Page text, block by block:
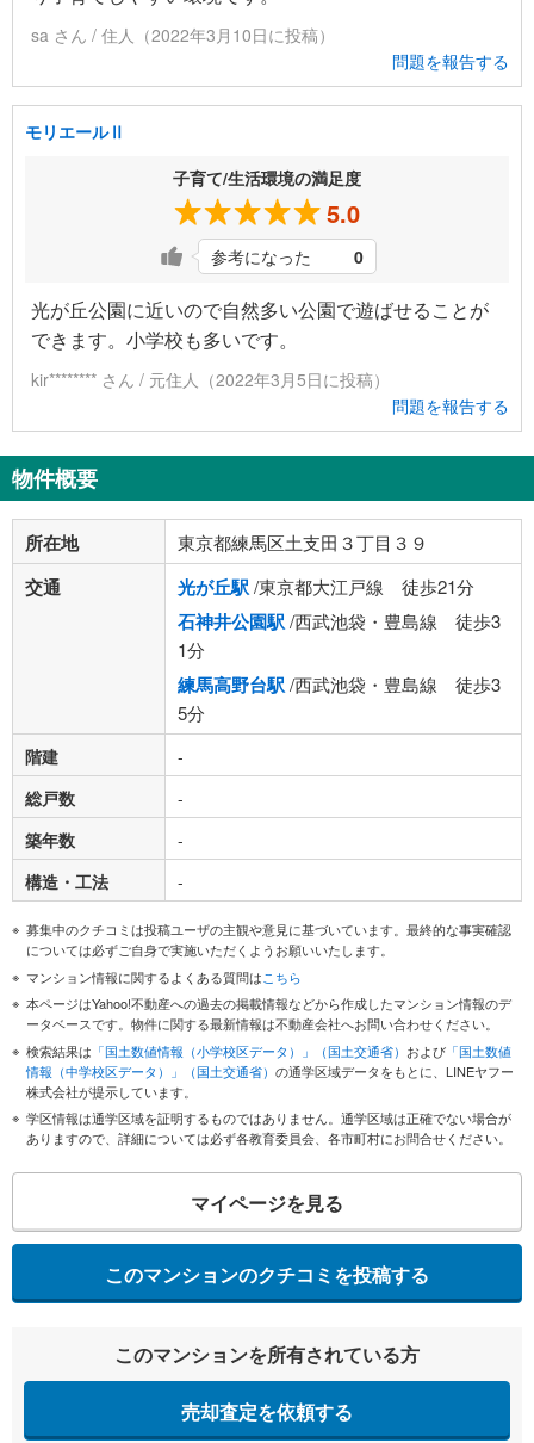
sa さん / 住人（2022年3月10日に投稿）
問題を報告する
モリエールⅡ
子育て/生活環境の満足度
5.0
参考になった 0
光が丘公園に近いので自然多い公園で遊ばせることが
できます。小学校も多いです。
kir******** さん / 元住人（2022年3月5日に投稿）
問題を報告する
物件概要
所在地 東京都練馬区土支田３丁目３９
交通 光が丘駅/東京都大江戸線 徒歩21分
石神井公園駅/西武池袋・豊島線 徒歩3
1分
練馬高野台駅/西武池袋・豊島線 徒歩3
5分
階建
-
総戸数
-
築年数
-
構造・工法
-
募集中のクチコミは投稿ユーザの主観や意見に基づいています。最終的な事実確認
については必ずご自身で実施いただくようお願いいたします。
マンション情報に関するよくある質問はこちら
本ページはYahoo!不動産への過去の掲載情報などから作成したマンション情報のデ
ータベースです。物件に関する最新情報は不動産会社へお問い合わせください。
検索結果は 「国土数値情報（小学校区データ）」（国土交通省） および 「国土数値
情報（中学校区データ）」（国土交通省） の通学区域データをもとに、LINEヤフー
株式会社が提示しています。
学区情報は通学区域を証明するものではありません。通学区域は正確でない場合が
ありますので、詳細については必ず各教育委員会、各市町村にお問合せください。
マイページを見る
このマンションのクチコミを投稿する
このマンションを所有されている方
売却査定を依頼する